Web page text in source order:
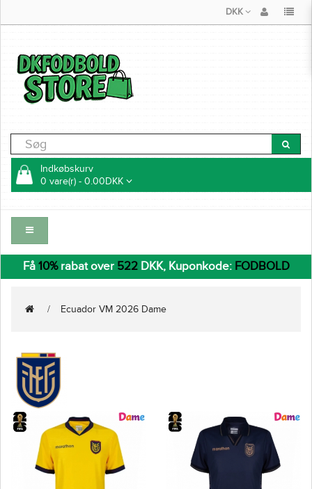
DKK
Indkøbskurv
0 vare(r) - 0.00DKK
Få 10%rabat over 522DKK, Kuponkode: FODBOLD
Ecuador VM 2026 Dame